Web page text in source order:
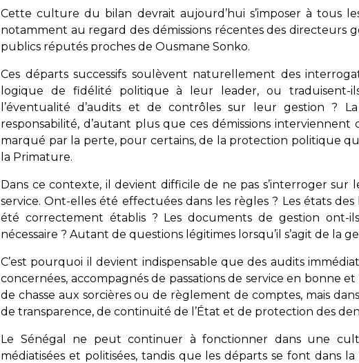
Cette culture du bilan devrait aujourd’hui s’imposer à tous
notamment au regard des démissions récentes des directeurs
publics réputés proches de Ousmane Sonko.
Ces départs successifs soulèvent naturellement des
logique de fidélité politique à leur leader, ou traduisent-
l’éventualité d’audits et de contrôles sur leur gestion ?
responsabilité, d’autant plus que ces démissions
marqué par la perte, pour certains, de la protection politique
la Primature.
Dans ce contexte, il devient difficile de ne pas s’interroger sur
service. Ont-elles été effectuées dans les règles ? Les états
été correctement établis ? Les documents de gestion ont-
nécessaire ? Autant de questions légitimes lorsqu’il s’agit de la
C’est pourquoi il devient indispensable que des audits
concernées, accompagnés de passations de service en bonne
de chasse aux sorcières ou de règlement de comptes, mais
de transparence, de continuité de l’État et de protection des
Le Sénégal ne peut continuer à fonctionner dans une
médiatisées et politisées, tandis que les départs se font dans